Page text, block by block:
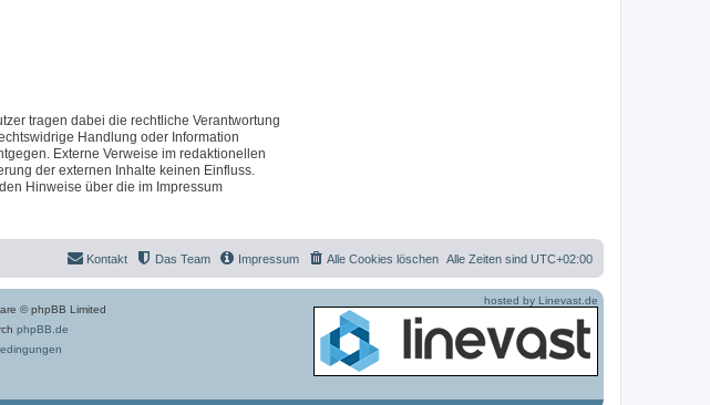
tragen dabei die rechtliche Verantwortung
Handlung oder Information
Externe Verweise im redaktionellen
der externen Inhalte keinen Einfluss.
Hinweise über die im Impressum
Alle Zeiten sind UTC+02:00
Alle Cookies löschen
Impressum
Das Team
Kontakt
© phpBB Limited
phpBB.de
hosted by Linevast.de